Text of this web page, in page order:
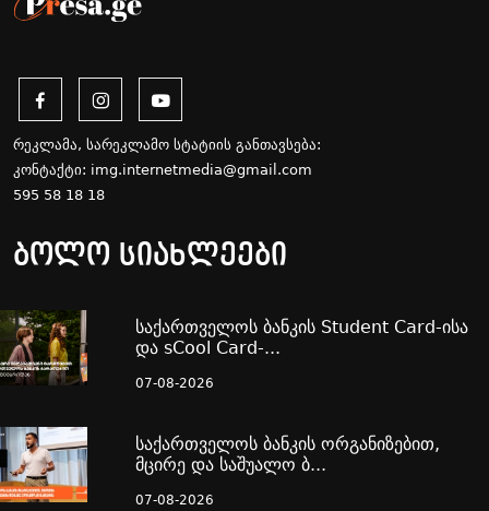
რეკლამა, სარეკლამო სტატიის განთავსება:
კონტაქტი: img.internetmedia@gmail.com
595 58 18 18
ბოლო სიახლეები
საქართველოს ბანკის Student Card-ისა
და sCool Card-...
07-08-2026
საქართველოს ბანკის ორგანიზებით,
მცირე და საშუალო ბ...
07-08-2026